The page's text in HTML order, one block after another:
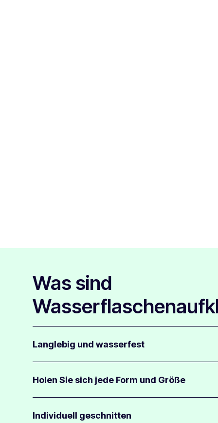
Was sind
Langlebig und wasserfest
Sonnenlicht.
Alle Materialien sind laminiert und für den Einsatz im
spülmaschinenfest.
Holen Sie sich jede Form und Größe
zugeschnitten.
Individuell geschnitten